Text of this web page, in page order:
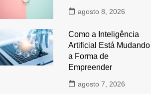
agosto 8, 2026
Como a Inteligência
Artificial Está Mudando
a Forma de
Empreender
agosto 7, 2026